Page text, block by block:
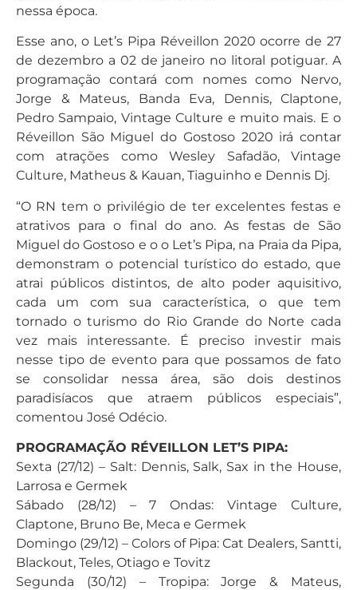
nessa época.
Esse ano, o Let’s Pipa Réveillon 2020 ocorre de 27
de dezembro a 02 de janeiro no litoral potiguar. A
programação contará com nomes como Nervo,
Jorge & Mateus, Banda Eva, Dennis, Claptone,
Pedro Sampaio, Vintage Culture e muito mais. E o
Réveillon São Miguel do Gostoso 2020 irá contar
com atrações como Wesley Safadão, Vintage
Culture, Matheus & Kauan, Tiaguinho e Dennis Dj.
“O RN tem o privilégio de ter excelentes festas e
atrativos para o final do ano. As festas de São
Miguel do Gostoso e o o Let’s Pipa, na Praia da Pipa,
demonstram o potencial turístico do estado, que
atrai públicos distintos, de alto poder aquisitivo,
cada um com sua característica, o que tem
tornado o turismo do Rio Grande do Norte cada
vez mais interessante. É preciso investir mais
nesse tipo de evento para que possamos de fato
se consolidar nessa área, são dois destinos
paradisíacos que atraem públicos especiais”,
comentou José Odécio.
PROGRAMAÇÃO RÉVEILLON LET’S PIPA:
Sexta (27/12) – Salt: Dennis, Salk, Sax in the House,
Larrosa e Germek
Sábado (28/12) – 7 Ondas: Vintage Culture,
Claptone, Bruno Be, Meca e Germek
Domingo (29/12) – Colors of Pipa: Cat Dealers, Santti,
Blackout, Teles, Otiago e Tovitz
Segunda (30/12) – Tropipa: Jorge & Mateus,